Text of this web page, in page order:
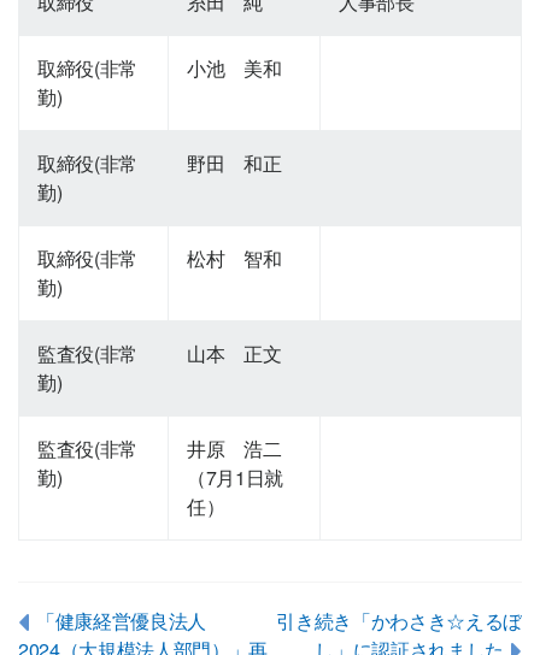
取締役(非常
勤)
小池 美和
取締役(非常
勤)
野田 和正
取締役(非常
勤)
松村 智和
監査役(非常
勤)
山本 正文
監査役(非常
勤)
井原 浩二
（7月1日就
任）
「健康経営優良法人
引き続き「かわさき☆えるぼ